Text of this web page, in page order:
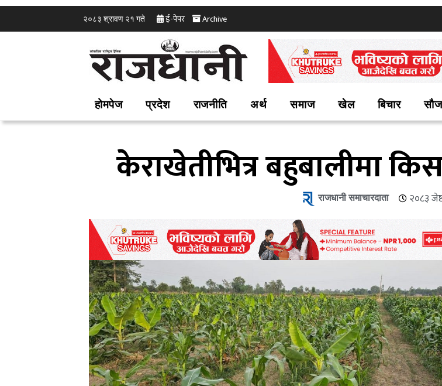
२०८३ श्रावण २१ गते ई-पेपर Archive
होमपेज प्रदेश राजनीति अर्थ समाज खेल बिचार
केराखेतीभित्र बहुबालीमा
राजधानी समाचारदाता २०८३